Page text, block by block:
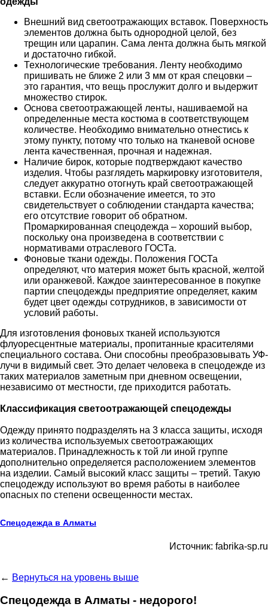
Внешний вид светоотражающих вставок. Поверхность
элементов должна быть однородной целой, без
трещин или царапин. Сама лента должна быть мягкой
и достаточно гибкой.
Технологические требования. Ленту необходимо
пришивать не ближе 2 или 3 мм от края спецовки –
это гарантия, что вещь прослужит долго и выдержит
множество стирок.
Основа светоотражающей ленты, нашиваемой на
определенные места костюма в соответствующем
количестве. Необходимо внимательно отнестись к
этому пункту, потому что только на тканевой основе
лента качественная, прочная и надежная.
Наличие бирок, которые подтверждают качество
изделия. Чтобы разглядеть маркировку изготовителя,
следует аккуратно отогнуть край светоотражающей
вставки. Если обозначение имеется, то это
свидетельствует о соблюдении стандарта качества;
его отсутствие говорит об обратном.
Промаркированная спецодежда – хороший выбор,
поскольку она произведена в соответствии с
нормативами отраслевого ГОСТа.
Фоновые ткани одежды. Положения ГОСТа
определяют, что материя может быть красной, желтой
или оранжевой. Каждое заинтересованное в покупке
партии спецодежды предприятие определяет, каким
будет цвет одежды сотрудников, в зависимости от
условий работы.
Для изготовления фоновых тканей используются
флуоресцентные материалы, пропитанные красителями
специального состава. Они способны преобразовывать УФ-
лучи в видимый свет. Это делает человека в спецодежде из
таких материалов заметным при дневном освещении,
независимо от местности, где приходится работать.
Классификация светоотражающей спецодежды
Одежду принято подразделять на 3 класса защиты, исходя
из количества используемых светоотражающих
материалов. Принадлежность к той ли иной группе
дополнительно определяется расположением элементов
на изделии. Самый высокий класс защиты – третий. Такую
спецодежду используют во время работы в наиболее
опасных по степени освещенности местах.
Спецодежда в Алматы
Источник: fabrika-sp.ru
← Вернуться на уровень выше
Спецодежда в Алматы - недорого!